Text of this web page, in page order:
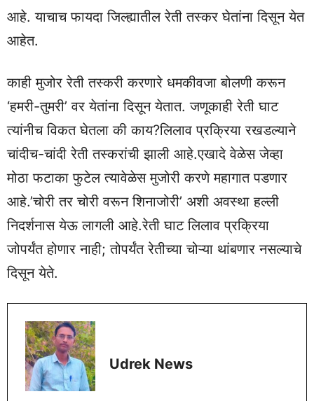
आहे. याचाच फायदा जिल्ह्यातील रेती तस्कर घेतांना दिसून येत
आहेत.
काही मुजोर रेती तस्करी करणारे धमकीवजा बोलणी करून
‘हमरी-तुमरी’ वर येतांना दिसून येतात. जणूकाही रेती घाट
त्यांनीच विकत घेतला की काय?लिलाव प्रक्रिया रखडल्याने
चांदीच-चांदी रेती तस्करांची झाली आहे.एखादे वेळेस जेव्हा
मोठा फटाका फुटेल त्यावेळेस मुजोरी करणे महागात पडणार
आहे.’चोरी तर चोरी वरून शिनाजोरी’ अशी अवस्था हल्ली
निदर्शनास येऊ लागली आहे.रेती घाट लिलाव प्रक्रिया
जोपर्यंत होणार नाही; तोपर्यंत रेतीच्या चोऱ्या थांबणार नसल्याचे
दिसून येते.
Udrek News